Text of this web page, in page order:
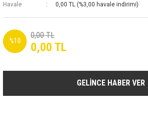
Havale
0,00 TL (%3,00 havale indirimi)
%10
0,00 TL
0,00 TL
GELİNCE HABER VER